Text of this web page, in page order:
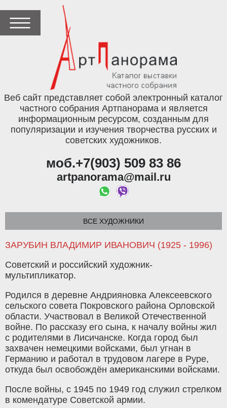
Веб сайт представляет собой электронный каталог
частного собрания Артпанорама и является
информационным ресурсом, созданным для
популяризации и изучения творчества русских и
советских художников.
моб.+7(903) 509 83 86
artpanorama@mail.ru
ВСЕ ХУДОЖНИКИ
ЗАРУБИН ВЛАДИМИР ИВАНОВИЧ (1925 - 1996)
Советский и российский художник-
мультипликатор.
Родился в деревне Андрияновка Алексеевского
сельского совета Покровского района Орловской
области. Участвовал в Великой Отечественной
войне. По рассказу его сына, к началу войны жил
с родителями в Лисичанске. Когда город был
захвачен немецкими войсками, был угнан в
Германию и работал в трудовом лагере в Руре,
откуда был освобождён американскими войсками.
После войны, с 1945 по 1949 год служил стрелком
в комендатуре Советской армии.